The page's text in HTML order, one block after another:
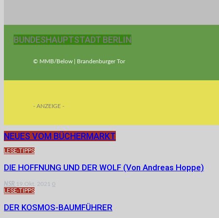
BUNDESHAUPTSTADT BERLIN
© MMB/Below | Brandenburger Tor
- ANZEIGE -
NEUES VOM BÜCHERMARKT
LESE-TIPPS
DIE HOFFNUNG UND DER WOLF (von Andreas Hoppe)
NSR 19.Okt. 2021 0
LESE-TIPPS
DER KOSMOS-BAUMFÜHRER